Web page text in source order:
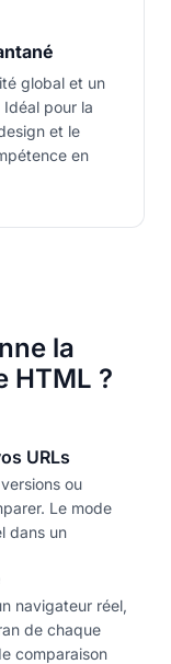
global et un
pour la
et le
en
la
HTML ?
URLs
ou
Le mode
dans un
navigateur réel,
de chaque
comparaison